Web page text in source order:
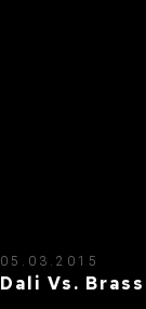
05.03.2015
Dali Vs.